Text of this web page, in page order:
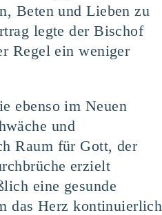
Beten und Lieben zu
legte der Bischof
Regel ein weniger
ebenso im Neuen
und
Raum für Gott, der
erzielt
eine gesunde
das Herz kontinuierlich